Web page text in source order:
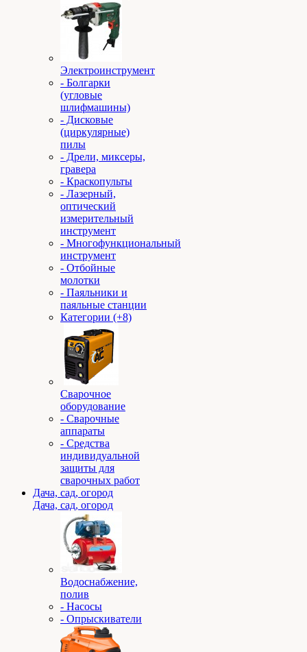
Электроинструмент
- Болгарки
(угловые
шлифмашины)
- Дисковые
(циркулярные)
пилы
- Дрели, миксеры,
гравера
- Краскопульты
- Лазерный,
оптический
измерительный
инструмент
- Многофункциональный
инструмент
- Отбойные
молотки
- Паяльники и
паяльные станции
Категории (+8)
Сварочное
оборудование
- Сварочные
аппараты
- Средства
индивидуальной
защиты для
сварочных работ
Дача, сад, огород
Дача, сад, огород
Водоснабжение,
полив
- Насосы
- Опрыскиватели